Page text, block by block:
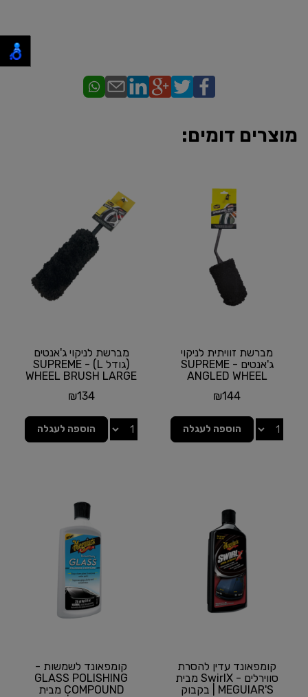
מוצרים דומים:
מברשת זוויתית לניקוי
ג'אנטים - SUPREME
ANGLED WHEEL
MEGUIAR'S
₪144
הוספה לעגלה
מברשת לניקוי ג'אנטים
(גודל L) - SUPREME
WHEEL BRUSH LARGE
₪134
הוספה לעגלה
קומפאונד עדין להסרת
סווירלים - SwirlX מבית
MEGUIAR'S | בקבוק
קומפאונד לשמשות -
GLASS POLISHING
COMPOUND מבית